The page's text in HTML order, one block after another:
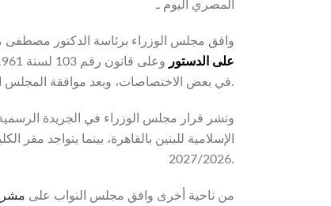
المصري اليوم ـ
وافق مجلس الوزراء برئاسة الدكتور مصطفى
على الدستور
في بعض الاختصاصات، وبعد موافقة المجلس الأعلى للأزهر وعلى ما عرضة شيخ الأزهر، تقرر إنشاء كلية القرآن الكريم للقراءات وعلومها بجامعة الأزهر.
ونشر قرار مجلس الوزراء في الجريدة
الإسلامية للبنين بالقاهرة، بينما يتواجد مقر
2027/2026.
من ناحية أخرى وافق مجلس النواب على